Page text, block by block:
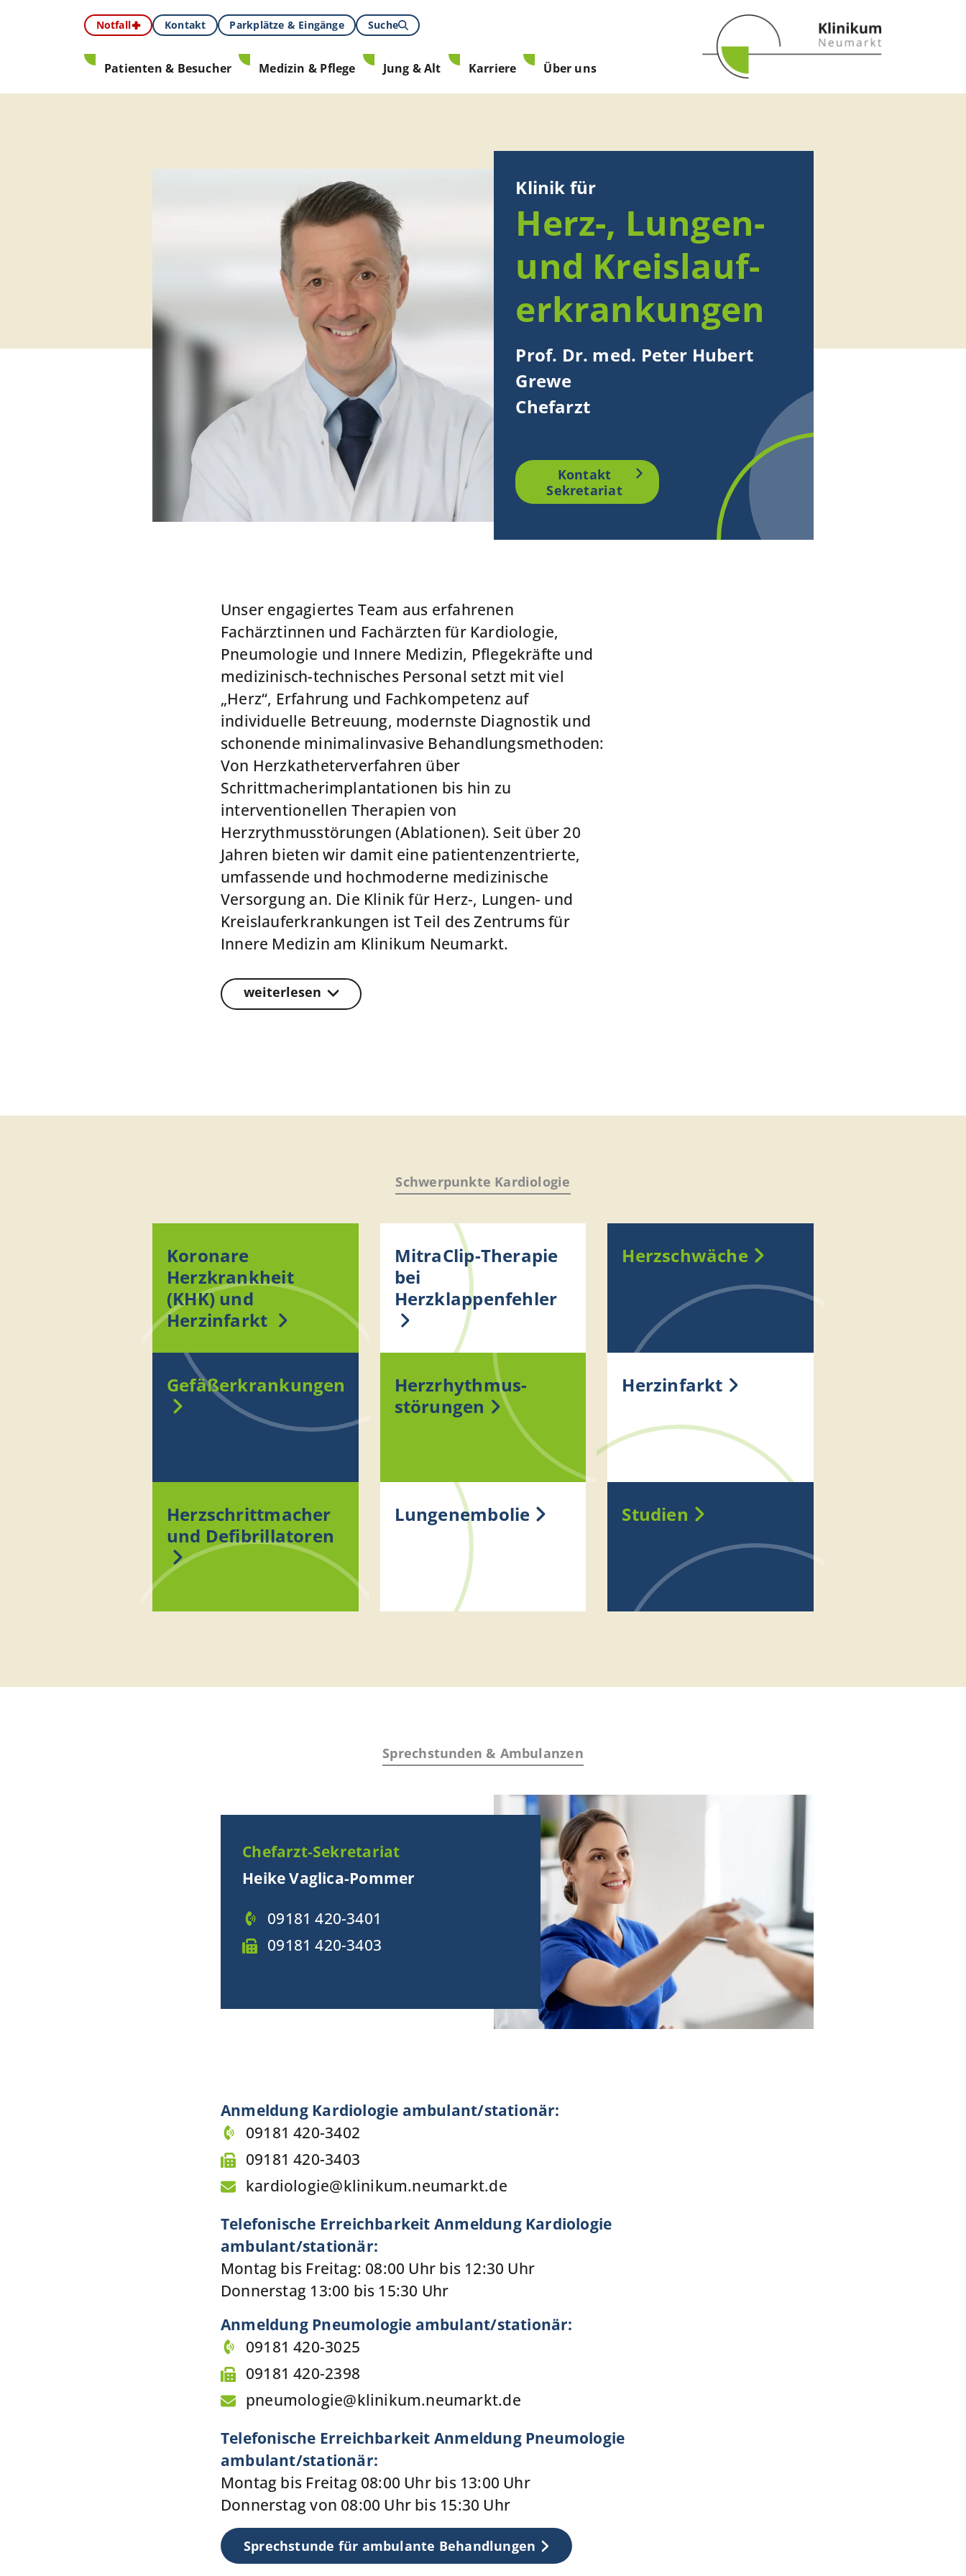
Notfall Kontakt Parkplätze & Eingänge Suche
Patienten & Besucher Medizin & Pflege Jung & Alt Karriere Über uns
Klinik für
Herz-, Lungen-
und Kreis­lauf­
erkrank­ungen
Prof. Dr. med. Peter Hubert
Grewe
Chefarzt
Kontakt
Sekretariat
Unser engagiertes Team aus erfahrenen
Fachärztinnen und Fachärzten für Kardiologie,
Pneumologie und Innere Medizin, Pflegekräfte und
medizinisch-technisches Personal setzt mit viel
„Herz“, Erfahrung und Fachkompetenz auf
individuelle Betreuung, modernste Diagnostik und
schonende minimalinvasive Behandlungsmethoden:
Von Herzkatheterverfahren über
Schrittmacherimplantationen bis hin zu
interventionellen Therapien von
Herzrythmusstörungen (Ablationen). Seit über 20
Jahren bieten wir damit eine patientenzentrierte,
umfassende und hochmoderne medizinische
Versorgung an. Die Klinik für Herz-, Lungen- und
Kreislauferkrankungen ist Teil des Zentrums für
Innere Medizin am Klinikum Neumarkt.
weiterlesen
Schwerpunkte Kardiologie
Koronare
Herzkrankheit
(KHK) und
Herzinfarkt
MitraClip-Therapie
bei
Herzklappenfehler
Herzschwäche
Gefäßerkrankungen
Herzrhythmus­
störungen
Herzinfarkt
Herzschrittmacher
und Defibrillatoren
Lungenembolie Studien
Sprechstunden & Ambulanzen
Chefarzt-Sekretariat
Heike Vaglica-Pommer
09181 420-3401
09181 420-3403
Anmeldung Kardiologie ambulant/stationär:
09181 420-3402
09181 420-3403
kardiologie@klinikum.neumarkt.de
Telefonische Erreichbarkeit Anmeldung Kardiologie
ambulant/stationär:
Montag bis Freitag: 08:00 Uhr bis 12:30 Uhr
Donnerstag 13:00 bis 15:30 Uhr
Anmeldung Pneumologie ambulant/stationär:
09181 420-3025
09181 420-2398
pneumologie@klinikum.neumarkt.de
Telefonische Erreichbarkeit Anmeldung Pneumologie
ambulant/stationär:
Montag bis Freitag 08:00 Uhr bis 13:00 Uhr
Donnerstag von 08:00 Uhr bis 15:30 Uhr
Sprechstunde für ambulante Behandlungen